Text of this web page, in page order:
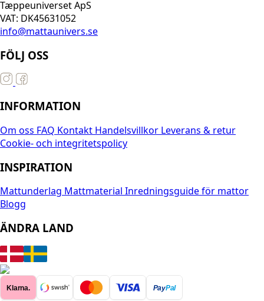
Tæppeuniverset ApS
VAT: DK45631052
info@mattaunivers.se
FÖLJ OSS
INFORMATION
Om oss FAQ Kontakt Handelsvillkor Leverans & retur
Cookie- och integritetspolicy
INSPIRATION
Mattunderlag Mattmaterial Inredningsguide för mattor
Blogg
ÄNDRA LAND
Klarna. PayPal